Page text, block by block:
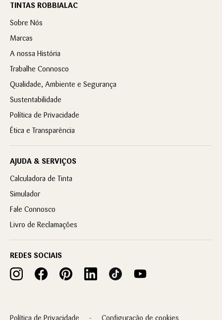
TINTAS ROBBIALAC
Sobre Nós
Marcas
A nossa História
Trabalhe Connosco
Qualidade, Ambiente e Segurança
Sustentabilidade
Política de Privacidade
Ética e Transparência
AJUDA & SERVIÇOS
Calculadora de Tinta
Simulador
Fale Connosco
Livro de Reclamações
REDES SOCIAIS
Política de Privacidade Configuração de cookies